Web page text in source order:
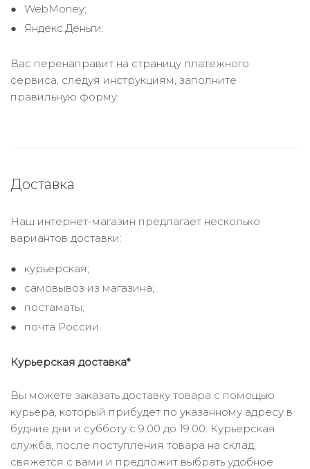
WebMoney;
Яндекс.Деньги.
Вас перенаправит на страницу платежного
сервиса, следуя инструкциям, заполните
правильную форму.
Доставка
Наш интернет-магазин предлагает несколько
вариантов доставки:
курьерская;
самовывоз из магазина;
постаматы;
почта России.
Курьерская доставка*
Вы можете заказать доставку товара с помощью
курьера, который прибудет по указанному адресу в
будние дни и субботу с 9.00 до 19.00. Курьерская
служба, после поступления товара на склад,
свяжется с вами и предложит выбрать удобное